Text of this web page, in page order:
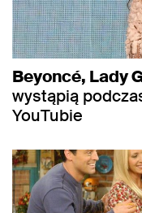
Beyoncé, Lady
wystąpią
YouTubie